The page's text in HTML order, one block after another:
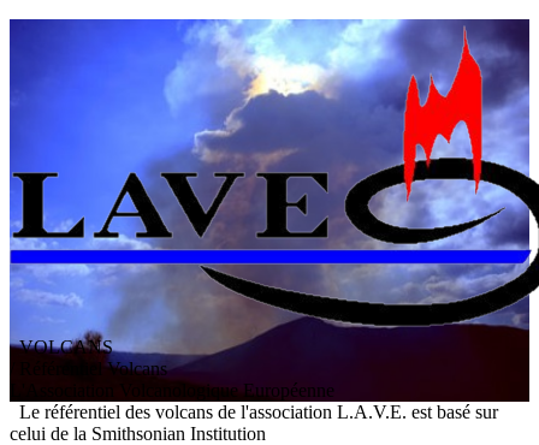
VOLCANS
/ Référentiel Volcans
ssociation V olcanologiqueEuropéenne
Le référentiel des volcans de l'association L.A.V.E. est basé sur
celui de la Smithsonian Institution